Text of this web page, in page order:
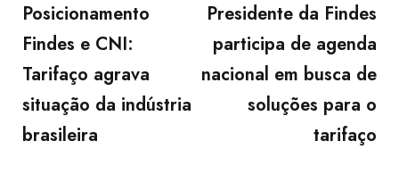
Posicionamento
Findes e CNI:
Tarifaço agrava
situação da indústria
brasileira
Presidente da Findes
participa de agenda
nacional em busca de
soluções para o
tarifaço